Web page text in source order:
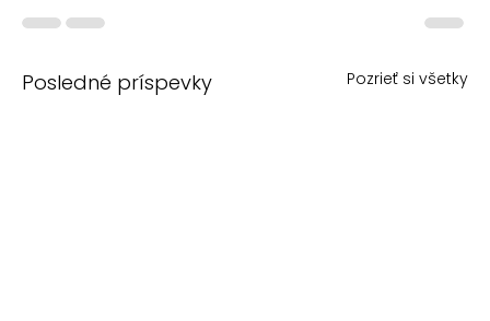
Posledné príspevky Pozrieť si všetky